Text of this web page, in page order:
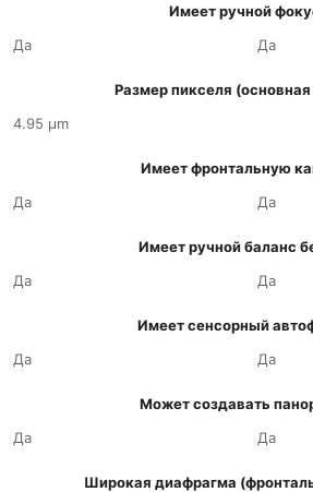
Имеет ручной
Да
Да
Размер пикселя
4.95 µm
Имеет фронтальную
Да
Да
Имеет ручной баланс
Да
Да
Имеет сенсорный
Да
Да
Может создавать
Да
Да
Широкая диафрагма